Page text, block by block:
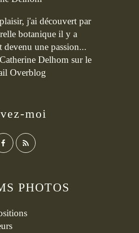
PHOTOS
moi
j'ai découvert par
botanique il y a
devenu une passion...
Catherine Delhom sur le
Overblog